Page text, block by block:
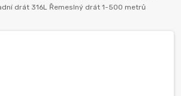
drát 316L Řemeslný drát 1-500 metrů